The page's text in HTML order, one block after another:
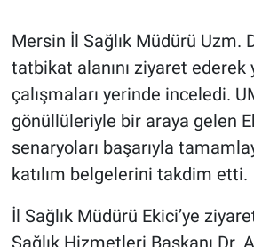
Mersin İl Sağlık Müdürü Uzm.
tatbikat alanını ziyaret ederek
çalışmaları yerinde inceledi.
gönüllüleriyle bir araya gelen
senaryoları başarıyla
katılım belgelerini takdim etti.
İl Sağlık Müdürü Ekici’ye
Sağlık Hizmetleri Başkanı Dr.